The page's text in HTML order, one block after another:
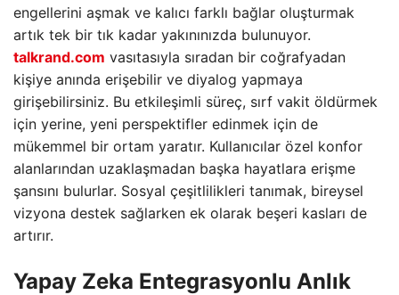
engellerini aşmak ve kalıcı farklı bağlar oluşturmak
artık tek bir tık kadar yakınınızda bulunuyor.
talkrand.com vasıtasıyla sıradan bir coğrafyadan
kişiye anında erişebilir ve diyalog yapmaya
girişebilirsiniz. Bu etkileşimli süreç, sırf vakit öldürmek
için yerine, yeni perspektifler edinmek için de
mükemmel bir ortam yaratır. Kullanıcılar özel konfor
alanlarından uzaklaşmadan başka hayatlara erişme
şansını bulurlar. Sosyal çeşitlilikleri tanımak, bireysel
vizyona destek sağlarken ek olarak beşeri kasları de
artırır.
Yapay Zeka Entegrasyonlu Anlık